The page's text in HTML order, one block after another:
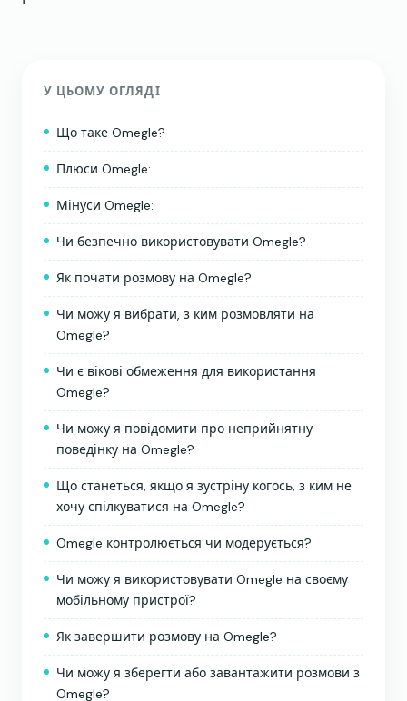
У ЦЬОМУ ОГЛЯДІ
Що таке Omegle?
Плюси Omegle:
Мінуси Omegle:
Чи безпечно використовувати Omegle?
Як почати розмову на Omegle?
Чи можу я вибрати, з ким розмовляти на
Omegle?
Чи є вікові обмеження для використання
Omegle?
Чи можу я повідомити про неприйнятну
поведінку на Omegle?
Що станеться, якщо я зустріну когось, з ким не
хочу спілкуватися на Omegle?
Omegle контролюється чи модерується?
Чи можу я використовувати Omegle на своєму
мобільному пристрої?
Як завершити розмову на Omegle?
Чи можу я зберегти або завантажити розмови з
Omegle?